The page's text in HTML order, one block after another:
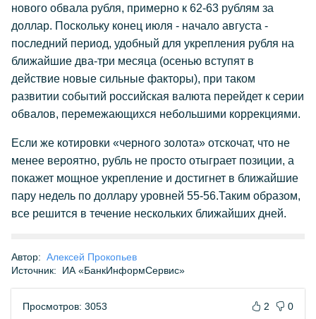
нового обвала рубля, примерно к 62-63 рублям за
доллар. Поскольку конец июля - начало августа -
последний период, удобный для укрепления рубля на
ближайшие два-три месяца (осенью вступят в
действие новые сильные факторы), при таком
развитии событий российская валюта перейдет к серии
обвалов, перемежающихся небольшими коррекциями.
Если же котировки «черного золота» отскочат, что не
менее вероятно, рубль не просто отыграет позиции, а
покажет мощное укрепление и достигнет в ближайшие
пару недель по доллару уровней 55-56.Таким образом,
все решится в течение нескольких ближайших дней.
Автор: Алексей Прокопьев
Источник:
ИА «БанкИнформСервис»
Просмотров: 3053 2 0